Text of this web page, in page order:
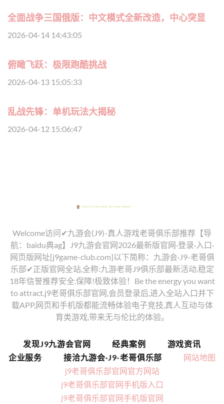
全面战争三国俄版：中文模式全新改造，中心突显
2026-04-14 14:43:05
俯瞰飞跃：极限跑酷挑战
2026-04-13 15:05:33
乱战先锋：单机玩法大揭秘
2026-04-12 15:06:47
Welcome访问✔九游会(J9)-真人游戏老哥俱乐部推荐【导
航：baidu典ag】J9九游会官网2026最新版官网·登录·入口·
网页版网址[j9game-club.com]以下简称：九游会·J9-老哥俱
乐部✔正版官网全站,全称:九游老哥J9俱乐部最新活动,稳定
18年信誉推荐安全.保障!极致体验！Be the energy you want
to attract.j9老哥俱乐部官网,会员登录后,进入全站入口并下
载APP,网页和手机版都能流畅体验电子竞技,真人互动与体
育类游戏,带来无与伦比的体验。
发现J9九游会官网 经典案例
游戏资讯
企业服务
接洽九游会·J9-老哥俱乐部
网站地图
j9老哥俱乐部官网官方网站
j9老哥俱乐部官网手机版入口
j9老哥俱乐部官网手机版官网